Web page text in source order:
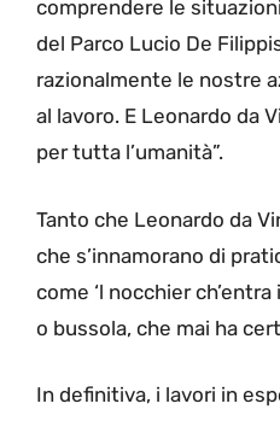
comprendere le
del Parco Lucio De
razionalmente le nostre
al lavoro. E Leonardo da
per tutta l’umanità”.
Tanto che Leonardo da
che s’innamorano di
come ‘l nocchier
o bussola, che mai ha
In definitiva, i lavori in